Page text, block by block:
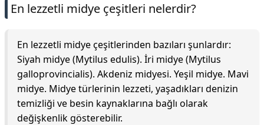
En lezzetli midye çeşitleri nelerdir?
En lezzetli midye çeşitlerinden bazıları şunlardır:
Siyah midye (Mytilus edulis). İri midye (Mytilus
galloprovincialis). Akdeniz midyesi. Yeşil midye. Mavi
midye. Midye türlerinin lezzeti, yaşadıkları denizin
temizliği ve besin kaynaklarına bağlı olarak
değişkenlik gösterebilir.